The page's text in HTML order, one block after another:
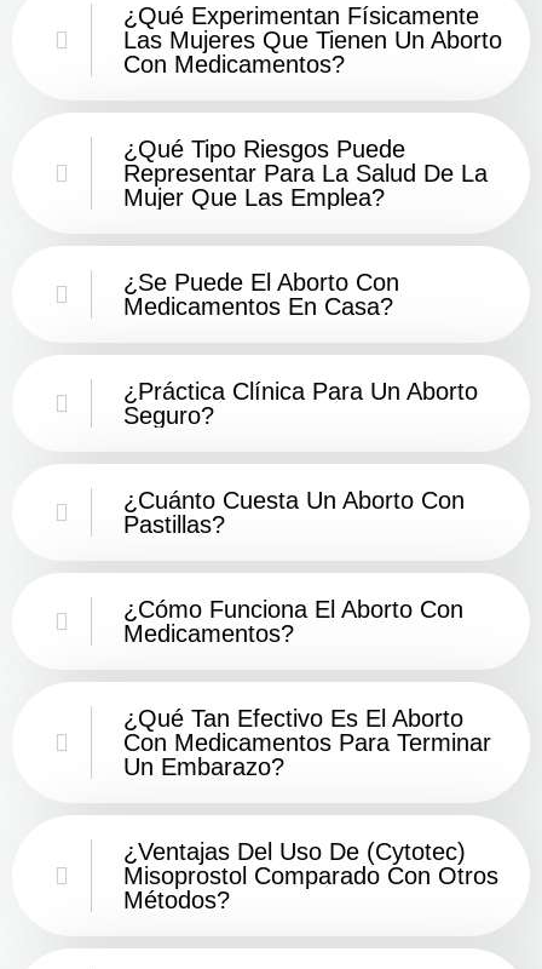
¿Qué Experimentan Físicamente
Las Mujeres Que Tienen Un Aborto
Con Medicamentos?
¿Qué Tipo Riesgos Puede
Representar Para La Salud De La
Mujer Que Las Emplea?
¿Se Puede El Aborto Con
Medicamentos En Casa?
¿Práctica Clínica Para Un Aborto
Seguro?
¿Cuánto Cuesta Un Aborto Con
Pastillas?
¿Cómo Funciona El Aborto Con
Medicamentos?
¿Qué Tan Efectivo Es El Aborto
Con Medicamentos Para Terminar
Un Embarazo?
¿Ventajas Del Uso De (Cytotec)
Misoprostol Comparado Con Otros
Métodos?